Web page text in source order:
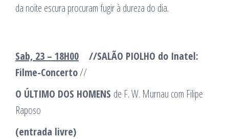
da noite escura procuram fugir à dureza do dia.
Sab, 23 – 18H00
//SALÃO PIOLHO do Inatel:
Filme-Concerto//
O ÚLTIMO DOS HOMENS de F. W. Murnau com Filipe
Raposo
(entrada livre)